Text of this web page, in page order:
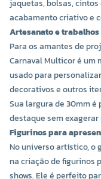
jaquetas, bolsas,
acabamento criativo e
Artesanato e trabalhos
Para os amantes de
Carnaval Multicor é um
usado para
decorativos e outros
Sua largura de 30mm
destaque sem
Figurinos para
No universo artístico,
na criação de figurinos
shows. Ele é perfeito